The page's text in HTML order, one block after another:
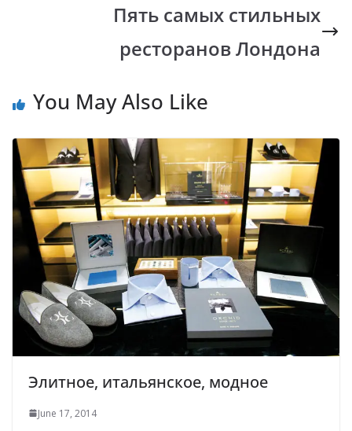
Пять самых стильных
ресторанов Лондона
You May Also Like
Элитное, итальянское, модное
June 17, 2014